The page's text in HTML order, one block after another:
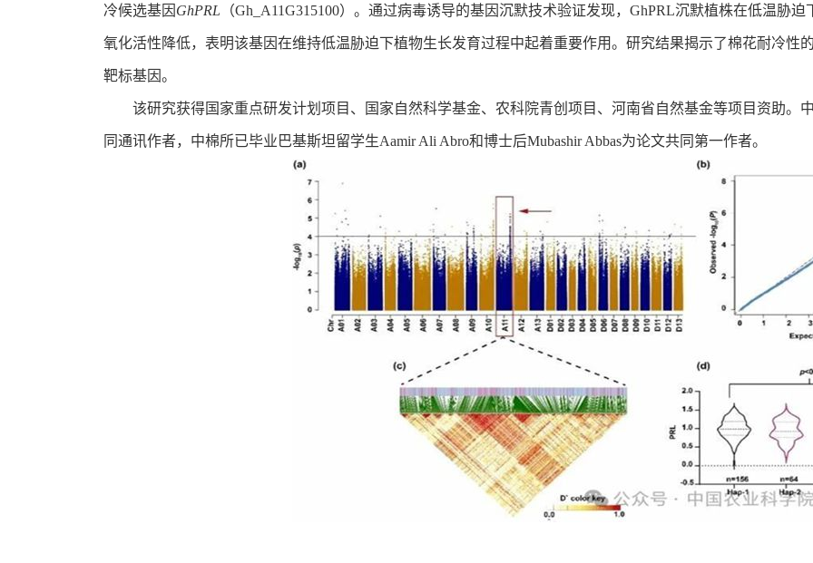
冷候选基因 GhPRL （Gh_A11G315100）。通过病毒诱导的基因沉默技术验证发现，GhPRL沉默植株在低温胁
氧化活性降低，表明该基因在维持低温胁迫下植物生长发育过程中起着重要作用。研究结果揭示了棉花耐冷性
靶标基因。
该研究获得国家重点研发计划项目、国家自然科学基金、农科院青创项目、河南省自然基金等项目资助。
同通讯作者，中棉所已毕业巴基斯坦留学生Aamir Ali Abro和博士后Mubashir Abbas为论文共同第一作者。